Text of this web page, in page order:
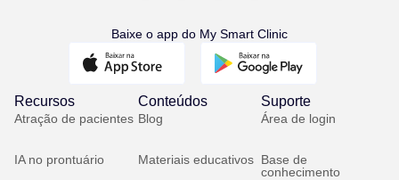
Baixe o app do My Smart Clinic
Recursos
Atração de pacientes
IA no prontuário
Conteúdos
Blog
Materiais educativos
Suporte
Área de login
Base de
conhecimento